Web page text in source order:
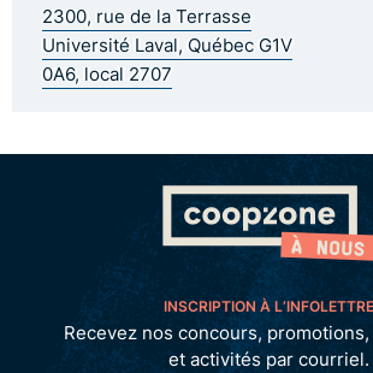
2300, rue de la Terrasse
Université Laval, Québec G1V
0A6, local 2707
INSCRIPTION À
Recevez nos concours,
et activités par courriel.